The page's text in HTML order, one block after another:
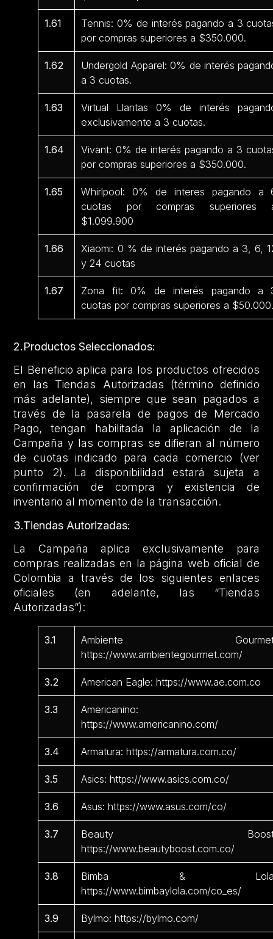
1.61
Tennis: 0% de interés pagando a 3
por compras superiores a $350.000.
1.62
Undergold Apparel: 0% de interés
a 3 cuotas.
1.63
Virtual Llantas 0% de interés
exclusivamente a 3 cuotas.
1.64
Vivant: 0% de interés pagando a 3
por compras superiores a $350.000.
1.65
Whirlpool: 0% de interes pagando a
cuotas por compras superiores
$1.099.900
1.66
Xiaomi: 0 % de interés pagando a 3, 6,
y 24 cuotas
1.67
Zona fit: 0% de interés pagando a
cuotas por compras superiores a
2.Productos Seleccionados:
El Beneficio aplica para los productos ofrecidos
en las Tiendas Autorizadas (término definido
más adelante), siempre que sean pagados a
través de la pasarela de pagos de Mercado
Pago, tengan habilitada la aplicación de la
Campaña y las compras se difieran al número
de cuotas indicado para cada comercio (ver
punto 2). La disponibilidad estará sujeta a
confirmación de compra y existencia de
inventario al momento de la transacción.
3.Tiendas Autorizadas:
La Campaña aplica exclusivamente para
compras realizadas en la página web oficial de
Colombia a través de los siguientes enlaces
oficiales (en adelante, las “Tiendas
Autorizadas”):
3.1
Ambiente
https://www.ambientegourmet.com/
3.2 American Eagle: https://www.ae.com.co
3.3
Americanino:
https://www.americanino.com/
3.4 Armatura: https://armatura.com.co/
3.5 Asics: https://www.asics.com.co/
3.6 Asus: https://www.asus.com/co/
3.7
Beauty
https://www.beautyboost.com.co/
3.8
Bimba &
https://www.bimbaylola.com/co_es/
3.9 Bylmo: https://bylmo.com/